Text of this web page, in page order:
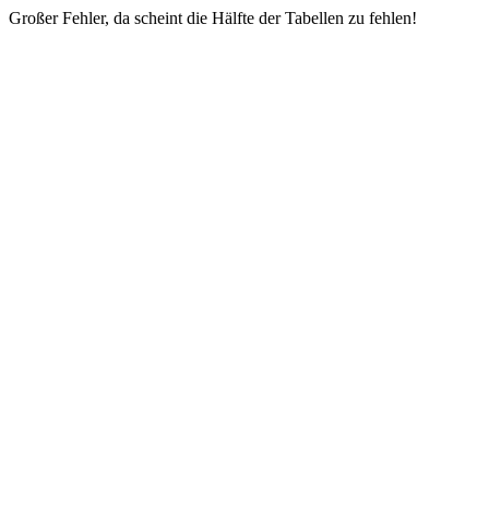
Großer Fehler, da scheint die Hälfte der Tabellen zu fehlen!